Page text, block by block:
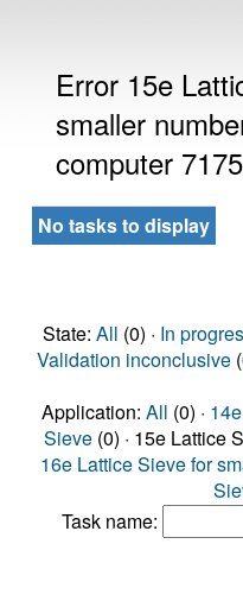
Error 15e
smaller
computer
No tasks to display
State: All (0) · In
Validation inconclusive
Application: All (0) ·
Sieve (0) · 15e Lattice
16e Lattice Sieve for
Task name: